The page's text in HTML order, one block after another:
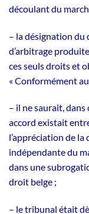
découlant du
– la désignation du
d’arbitrage
ces seuls droits et
« Conformément
– il ne saurait, dans
accord existait
l’appréciation de
indépendante du
dans une
droit belge ;
– le tribunal était